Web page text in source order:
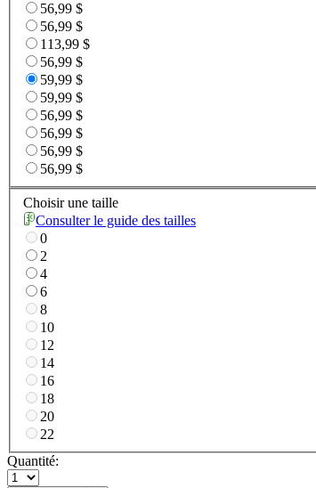
56,99 $
56,99 $
113,99 $
56,99 $
59,99 $
59,99 $
56,99 $
56,99 $
56,99 $
56,99 $
Choisir une taille
Consulter le guide des tailles
0
2
4
6
8
10
12
14
16
18
20
22
Quantité: